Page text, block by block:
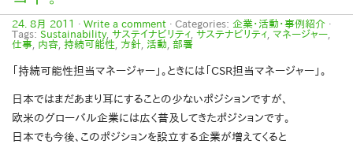
24. 8月 2011 · Write a comment · Categories: 企業・活動・事例紹介 ·
Tags: Sustainability, サステイナビリティ サステナビリティ マネージャー
仕事
内容 持続可能性 方針 活動 部署
「持続可能性担当マネージャー」。ときには「CSR担当マネージャー」。
日本ではまだあまり耳にすることの少ないポジションですが、
欧米のグローバル企業には広く普及してきたポジションです。
日本でも今後、このポジションを設立する企業が増えてくると